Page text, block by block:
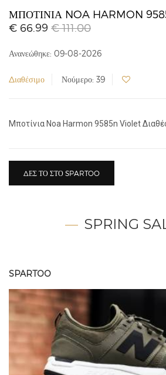
ΜΠΟΤΊΝΙΑ NOA HARMON
€ 66.99 € 111.00
Ανανεώθηκε: 09-08-2026
Διαθέσιμο Νούμερο: 39
Μποτίνια Noa Harmon 9585n Violet
ΔΕΣ ΤΟ ΣΤΟ SPARTOO
SPRING
SPARTOO